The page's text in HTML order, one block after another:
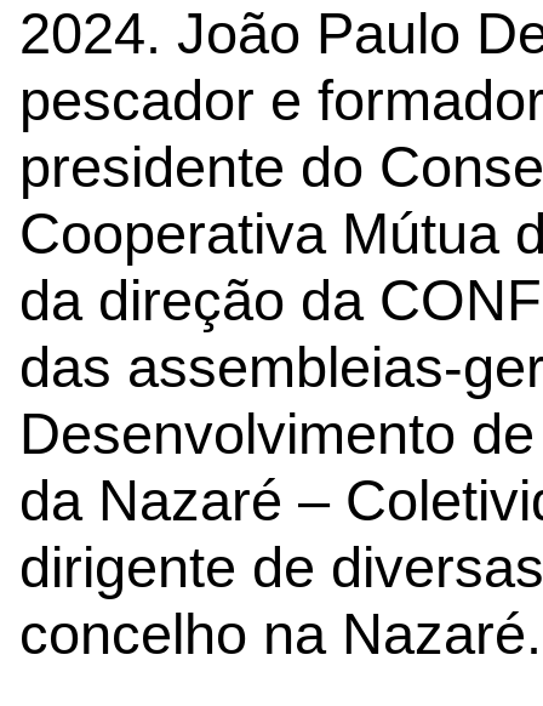
2024. João Paulo
pescador e
presidente do
Cooperativa Mútua
da direção da
das assembleias-
Desenvolvimento
da Nazaré –
dirigente de
concelho na Nazaré.